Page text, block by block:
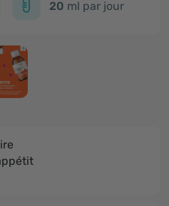
20 ml par jour